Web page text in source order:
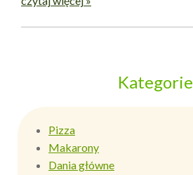
Kategorie
Pizza
Makarony
Dania główne